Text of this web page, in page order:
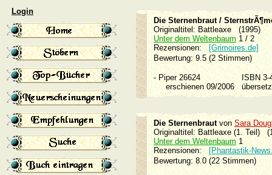
Login
Die Sternenbraut /
Originaltitel: Battleaxe (1995)
Unter dem Weltenbaum 1 / 2
Rezensionen:[Grimoires.de]
Bewertung: 9.5 (2 Stimmen)
- Piper 26624
ISBN
erschienen 09/2006
Die SternenbrautvonSara
Originaltitel: Battleaxe (1. Teil)
Unter dem Weltenbaum 1
Rezensionen:[Phantastik-
Bewertung: 8.0 (22 Stimmen)